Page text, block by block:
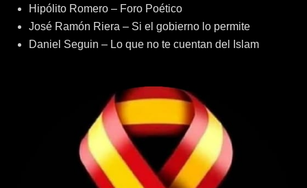
Hipólito Romero – Foro Poético
José Ramón Riera – Si el gobierno lo permite
Daniel Seguin – Lo que no te cuentan del Islam